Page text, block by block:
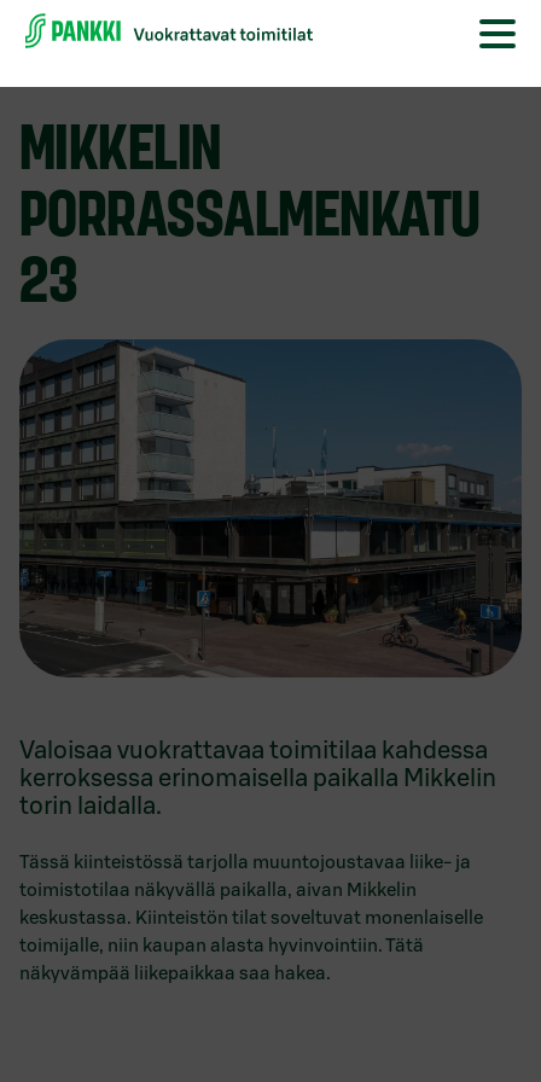
MIKKELIN
PORRASSALMENKATU
23
Valoisaa vuokrattavaa toimitilaa kahdessa
kerroksessa erinomaisella paikalla Mikkelin
torin laidalla.
Tässä kiinteistössä tarjolla muuntojoustavaa liike- ja
toimistotilaa näkyvällä paikalla, aivan Mikkelin
keskustassa. Kiinteistön tilat soveltuvat monenlaiselle
toimijalle, niin kaupan alasta hyvinvointiin. Tätä
näkyvämpää liikepaikkaa saa hakea.